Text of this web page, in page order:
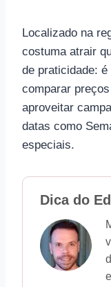
Localizado na
costuma atrair
de praticidade:
comparar
aproveitar
datas como
especiais.
Dica do